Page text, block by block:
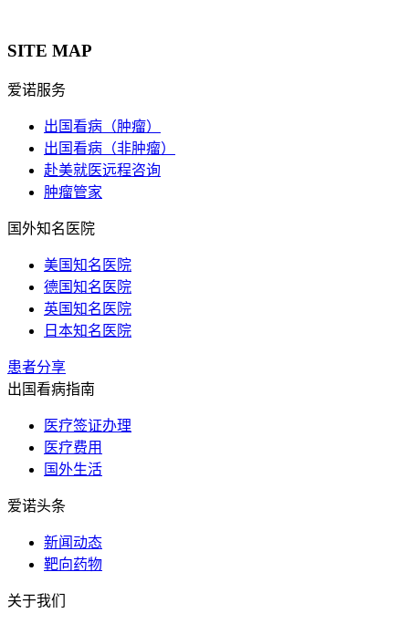
SITE MAP
爱诺服务
出国看病（肿瘤）
出国看病（非肿瘤）
赴美就医远程咨询
肿瘤管家
国外知名医院
美国知名医院
德国知名医院
英国知名医院
日本知名医院
患者分享
出国看病指南
医疗签证办理
医疗费用
国外生活
爱诺头条
新闻动态
靶向药物
关于我们